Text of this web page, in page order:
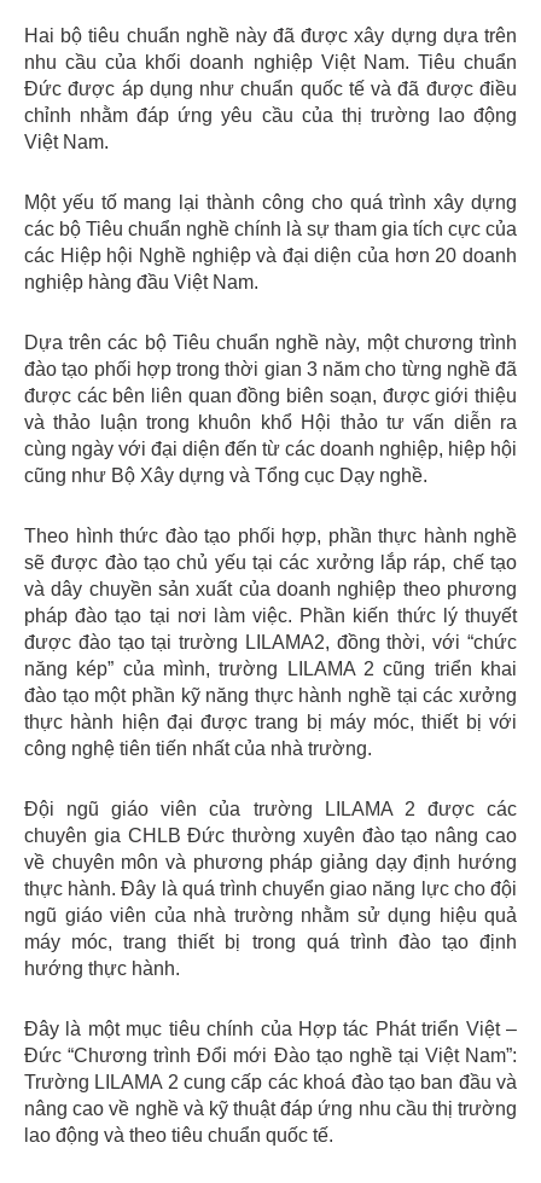
Hai bộ tiêu chuẩn nghề này đã được xây dựng dựa trên
nhu cầu của khối doanh nghiệp Việt Nam. Tiêu chuẩn
Đức được áp dụng như chuẩn quốc tế và đã được điều
chỉnh nhằm đáp ứng yêu cầu của thị trường lao động
Việt Nam.
Một yếu tố mang lại thành công cho quá trình xây dựng
các bộ Tiêu chuẩn nghề chính là sự tham gia tích cực của
các Hiệp hội Nghề nghiệp và đại diện của hơn 20 doanh
nghiệp hàng đầu Việt Nam.
Dựa trên các bộ Tiêu chuẩn nghề này, một chương trình
đào tạo phối hợp trong thời gian 3 năm cho từng nghề đã
được các bên liên quan đồng biên soạn, được giới thiệu
và thảo luận trong khuôn khổ Hội thảo tư vấn diễn ra
cùng ngày với đại diện đến từ các doanh nghiệp, hiệp hội
cũng như Bộ Xây dựng và Tổng cục Dạy nghề.
Theo hình thức đào tạo phối hợp, phần thực hành nghề
sẽ được đào tạo chủ yếu tại các xưởng lắp ráp, chế tạo
và dây chuyền sản xuất của doanh nghiệp theo phương
pháp đào tạo tại nơi làm việc. Phần kiến thức lý thuyết
được đào tạo tại trường LILAMA2, đồng thời, với “chức
năng kép” của mình, trường LILAMA 2 cũng triển khai
đào tạo một phần kỹ năng thực hành nghề tại các xưởng
thực hành hiện đại được trang bị máy móc, thiết bị với
công nghệ tiên tiến nhất của nhà trường.
Đội ngũ giáo viên của trường LILAMA 2 được các
chuyên gia CHLB Đức thường xuyên đào tạo nâng cao
về chuyên môn và phương pháp giảng dạy định hướng
thực hành. Đây là quá trình chuyển giao năng lực cho đội
ngũ giáo viên của nhà trường nhằm sử dụng hiệu quả
máy móc, trang thiết bị trong quá trình đào tạo định
hướng thực hành.
Đây là một mục tiêu chính của Hợp tác Phát triển Việt –
Đức “Chương trình Đổi mới Đào tạo nghề tại Việt Nam”:
Trường LILAMA 2 cung cấp các khoá đào tạo ban đầu và
nâng cao về nghề và kỹ thuật đáp ứng nhu cầu thị trường
lao động và theo tiêu chuẩn quốc tế.